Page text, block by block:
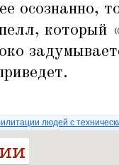
осознанно,
который
людей с